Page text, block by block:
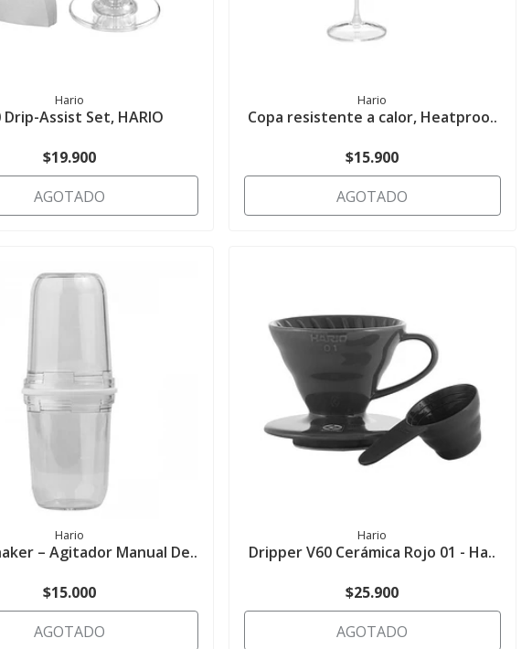
Hario
Drip-Assist Set, HARIO
$19.900
AGOTADO
Hario
Copa resistente a calor, Heatproo..
$15.900
AGOTADO
Hario
– Agitador Manual De..
$15.000
AGOTADO
Hario
Dripper V60 Cerámica Rojo 01 - Ha..
$25.900
AGOTADO